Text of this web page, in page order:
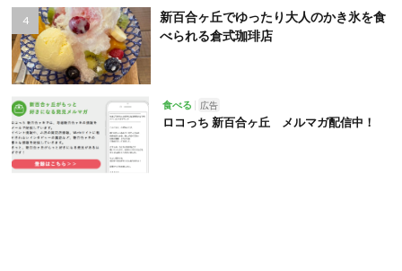
新百合ヶ丘でゆったり大人のかき氷を食
べられる倉式珈琲店
食べる 広告
ロコっち 新百合ヶ丘 メルマガ配信中！